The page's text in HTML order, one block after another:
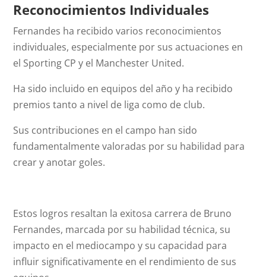
Reconocimientos Individuales
Fernandes ha recibido varios reconocimientos
individuales, especialmente por sus actuaciones en
el Sporting CP y el Manchester United.
Ha sido incluido en equipos del año y ha recibido
premios tanto a nivel de liga como de club.
Sus contribuciones en el campo han sido
fundamentalmente valoradas por su habilidad para
crear y anotar goles.
Estos logros resaltan la exitosa carrera de Bruno
Fernandes, marcada por su habilidad técnica, su
impacto en el mediocampo y su capacidad para
influir significativamente en el rendimiento de sus